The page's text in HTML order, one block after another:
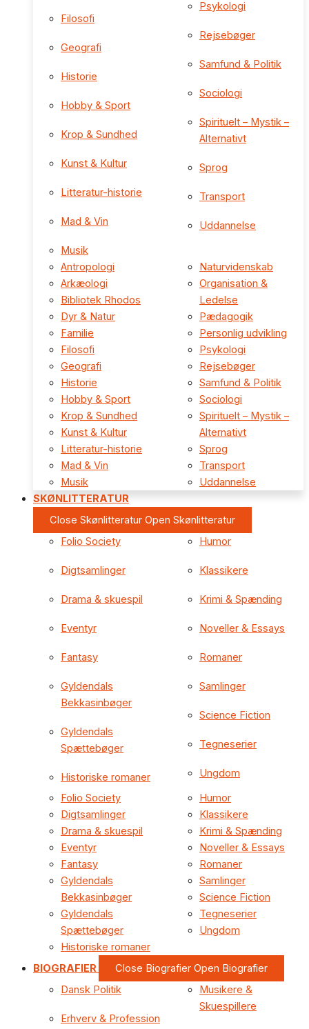
Filosofi
Geografi
Historie
Hobby & Sport
Krop & Sundhed
Kunst & Kultur
Litteratur-historie
Mad & Vin
Musik
Psykologi
Rejsebøger
Samfund & Politik
Sociologi
Spirituelt – Mystik –
Alternativt
Sprog
Transport
Uddannelse
Antropologi
Arkæologi
Bibliotek Rhodos
Dyr & Natur
Familie
Filosofi
Geografi
Historie
Hobby & Sport
Krop & Sundhed
Kunst & Kultur
Litteratur-historie
Mad & Vin
Musik
Naturvidenskab
Organisation &
Ledelse
Pædagogik
Personlig udvikling
Psykologi
Rejsebøger
Samfund & Politik
Sociologi
Spirituelt – Mystik –
Alternativt
Sprog
Transport
Uddannelse
SKØNLITTERATUR
Close Skønlitteratur Open Skønlitteratur
Folio Society
Digtsamlinger
Drama & skuespil
Eventyr
Fantasy
Gyldendals
Bekkasinbøger
Gyldendals
Spættebøger
Historiske romaner
Humor
Klassikere
Krimi & Spænding
Noveller & Essays
Romaner
Samlinger
Science Fiction
Tegneserier
Ungdom
Folio Society
Digtsamlinger
Drama & skuespil
Eventyr
Fantasy
Gyldendals
Bekkasinbøger
Gyldendals
Spættebøger
Historiske romaner
Humor
Klassikere
Krimi & Spænding
Noveller & Essays
Romaner
Samlinger
Science Fiction
Tegneserier
Ungdom
BIOGRAFIER Close Biografier Open Biografier
Dansk Politik
Erhverv & Profession
Musikere &
Skuespillere